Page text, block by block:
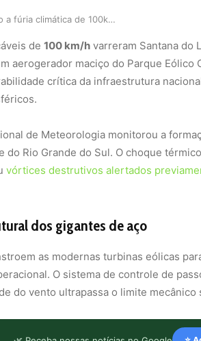
Como a fúria climática de 100kms por hora destr…
de 100 km/h varreram Santana do
aerogerador maciço do Parque Eólico
crítica da infraestrutura
de Meteorologia monitorou a
do Rio Grande do Sul. O choque
vórtices destrutivos alertados
dos gigantes de aço
as modernas turbinas eólicas
O sistema de controle de
do vento ultrapassa o limite